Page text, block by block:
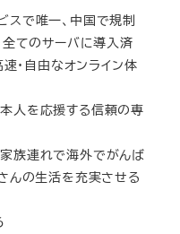
スで唯一、中国で規制
てのサーバに導入済
速・自由なオンライン体
人を応援する信頼の専
族連れで海外でがんば
んの生活を充実させる